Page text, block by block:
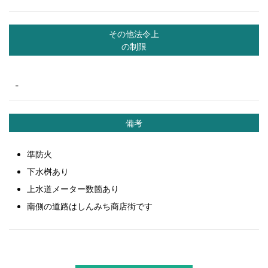
その他法令上
の制限
-
備考
準防火
下水桝あり
上水道メーター数箇あり
南側の道路はしんみち商店街です